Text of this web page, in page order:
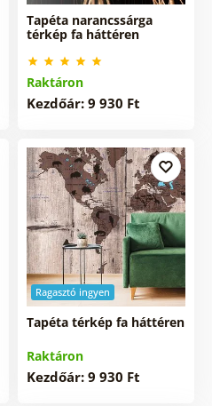
Tapéta narancssárga
térkép fa háttéren
Raktáron
Kezdőár: 9 930 Ft
Ragasztó ingyen
Tapéta térkép fa háttéren
Raktáron
Kezdőár: 9 930 Ft